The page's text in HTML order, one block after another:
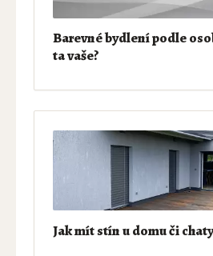
Barevné bydlení podle
ta vaše?
Jak mít stín u domu či chaty